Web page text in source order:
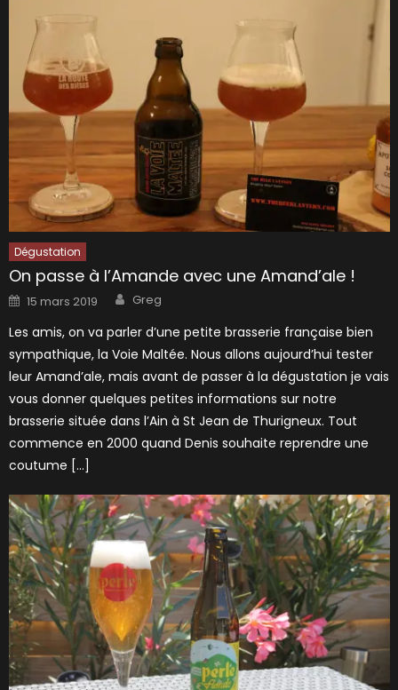
Dégustation
On passe à l’Amande avec une Amand’ale !
Posted
on
15 mars 2019 Author
Greg
Les amis, on va parler d’une petite brasserie française bien
sympathique, la Voie Maltée. Nous allons aujourd’hui tester
leur Amand’ale, mais avant de passer à la dégustation je vais
vous donner quelques petites informations sur notre
brasserie située dans l’Ain à St Jean de Thurigneux. Tout
commence en 2000 quand Denis souhaite reprendre une
coutume […]